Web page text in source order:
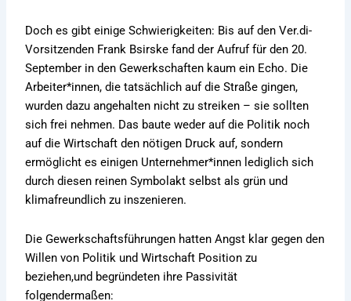
Doch es gibt einige Schwierigkeiten: Bis auf den Ver.di-
Vorsitzenden Frank Bsirske fand der Aufruf für den 20.
September in den Gewerkschaften kaum ein Echo. Die
Arbeiter*innen, die tatsächlich auf die Straße gingen,
wurden dazu angehalten nicht zu streiken – sie sollten
sich frei nehmen. Das baute weder auf die Politik noch
auf die Wirtschaft den nötigen Druck auf, sondern
ermöglicht es einigen Unternehmer*innen lediglich sich
durch diesen reinen Symbolakt selbst als grün und
klimafreundlich zu inszenieren.
Die Gewerkschaftsführungen hatten Angst klar gegen den
Willen von Politik und Wirtschaft Position zu
beziehen,und begründeten ihre Passivität
folgendermaßen: